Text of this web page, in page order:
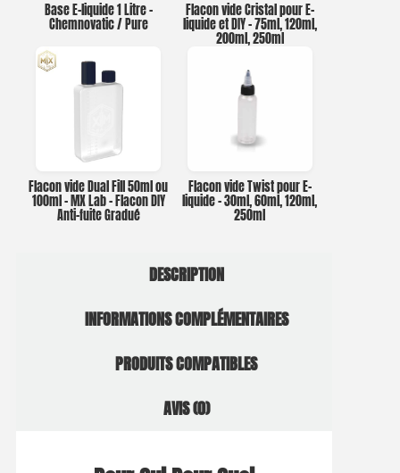
Base E-liquide 1 Litre –
Chemnovatic / Pure
Flacon vide Cristal pour E-
liquide et DIY – 75ml, 120ml,
200ml, 250ml
Flacon vide Dual Fill 50ml ou
100ml – MX Lab – Flacon DIY
Anti-fuite Gradué
Flacon vide Twist pour E-
liquide – 30ml, 60ml, 120ml,
250ml
DESCRIPTION
INFORMATIONS COMPLÉMENTAIRES
PRODUITS COMPATIBLES
AVIS (0)